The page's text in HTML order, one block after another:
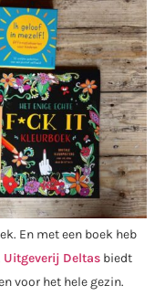
En met een boek heb
Uitgeverij Deltas biedt
voor het hele gezin.